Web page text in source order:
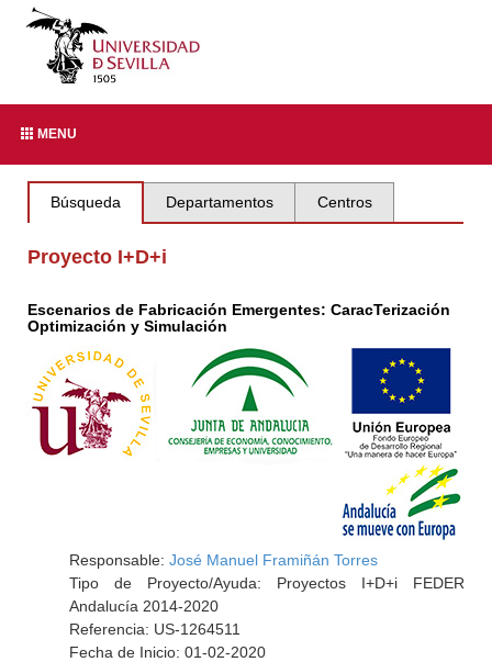
MENU
Búsqueda Departamentos Centros
Proyecto I+D+i
Escenarios de Fabricación Emergentes: CaracTerización
Optimización y Simulación
Responsable: José Manuel Framiñán Torres
Tipo de Proyecto/Ayuda: Proyectos I+D+i FEDER
Andalucía 2014-2020
Referencia: US-1264511
Fecha de Inicio: 01-02-2020